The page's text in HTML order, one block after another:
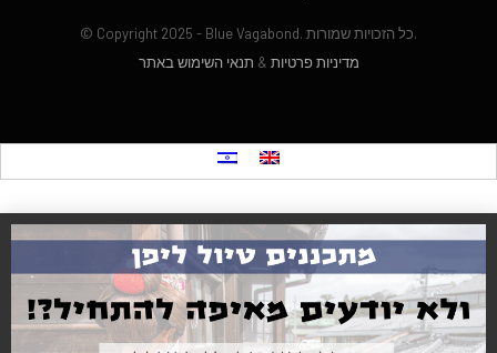
© Copyright 2025 - Blue Vagabond. כל הזכויות שמורות.
מדיניות פרטיות & תנאי השימוש באתר